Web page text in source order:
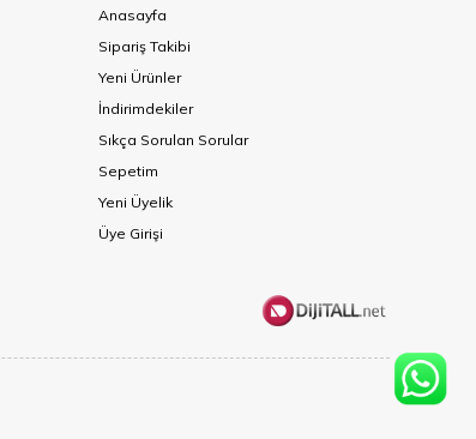
Anasayfa
Sipariş Takibi
Yeni Ürünler
İndirimdekiler
Sıkça Sorulan Sorular
Sepetim
Yeni Üyelik
Üye Girişi